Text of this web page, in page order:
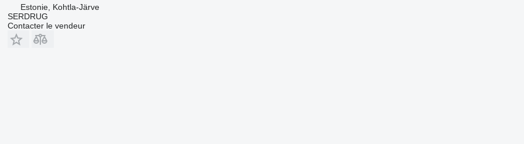
Estonie, Kohtla-Järve
SERDRUG
Contacter le vendeur